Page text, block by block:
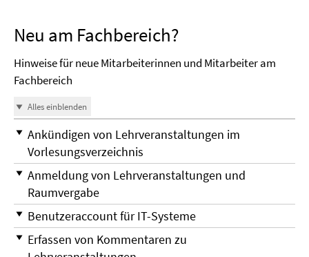
Neu am Fachbereich?
Hinweise für neue Mitarbeiterinnen und Mitarbeiter am
Fachbereich
Alles einblenden
Ankündigen von Lehrveranstaltungen im
Vorlesungsverzeichnis
Anmeldung von Lehrveranstaltungen und
Raumvergabe
Benutzeraccount für IT-Systeme
Erfassen von Kommentaren zu